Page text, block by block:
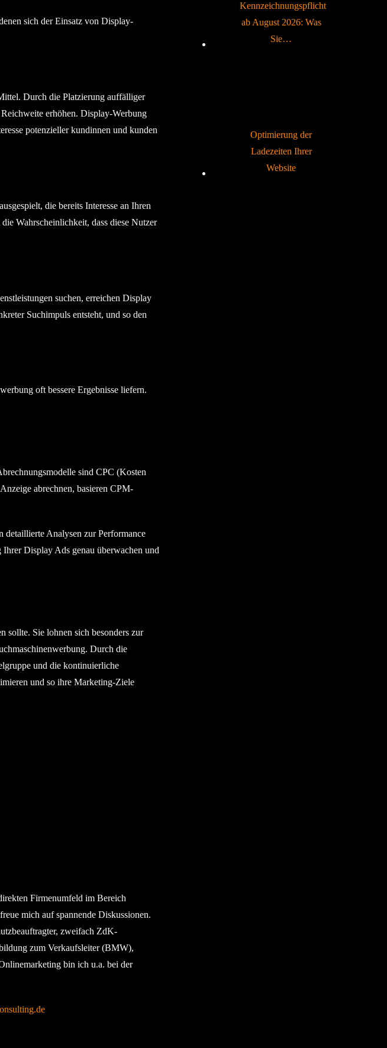
sich der Einsatz von Display-
Durch die Platzierung auffälliger
erhöhen. Display-Werbung
potenzieller kundinnen und kunden
die bereits Interesse an Ihren
Wahrscheinlichkeit, dass diese Nutzer
suchen, erreichen Display
Suchimpuls entsteht, und so den
oft bessere Ergebnisse liefern.
sind CPC (Kosten
abrechnen, basieren CPM-
detaillierte Analysen zur Performance
Display Ads genau überwachen und
sollte. Sie lohnen sich besonders zur
Durch die
und die kontinuierliche
und so ihre Marketing-Ziele
Firmenumfeld im Bereich
mich auf spannende Diskussionen.
zweifach ZdK-
zum Verkaufsleiter (BMW),
bin ich u.a. bei der
Kennzeichnungspflicht
ab August 2026: Was
Sie…
Optimierung der
Ladezeiten Ihrer
Website